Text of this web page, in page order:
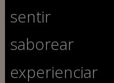
sentir
saborear
experienciar